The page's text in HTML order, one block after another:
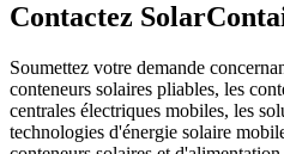
Contactez
Soumettez votre demande
conteneurs solaires pliables, les
centrales électriques mobiles, les
technologies d'énergie solaire